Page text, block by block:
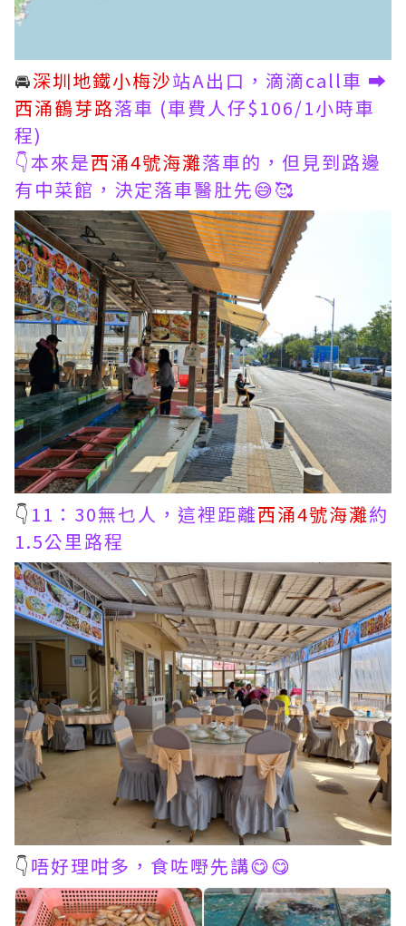
🚘深圳地鐵小梅沙站A出口，滴滴call車 ➡️
西涌鶴芽路落車 (車費人仔$106/1小時車
程)
👇本來是西涌4號海灘落車的，但見到路邊
有中菜館，決定落車醫肚先😅🥰
👇 11：30無乜人，這裡距離西涌4號海灘約
1.5公里路程
👇唔好理咁多，食咗嘢先講😋😋